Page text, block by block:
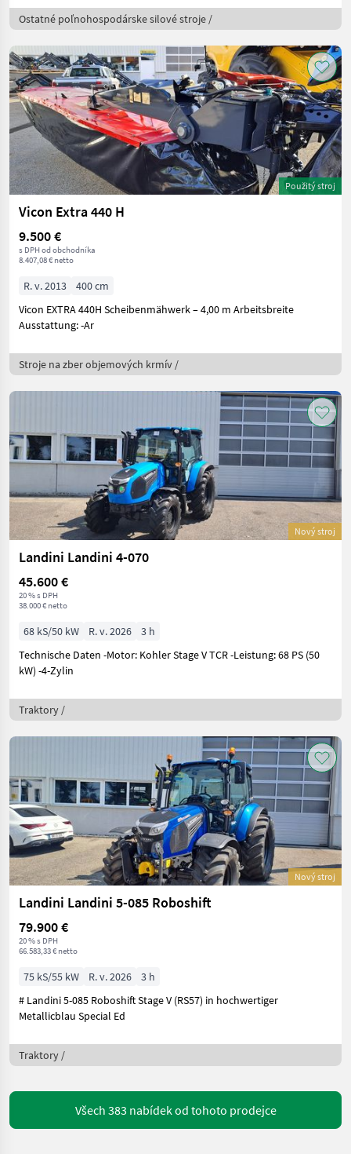
Ostatné poľnohospodárske silové stroje /
Použitý stroj
Vicon Extra 440 H
9.500 €
s DPH od obchodníka
8.407,08 € netto
R. v. 2013
400 cm
Vicon EXTRA 440H Scheibenmähwerk – 4,00 m Arbeitsbreite
Ausstattung: -Ar
Stroje na zber objemových krmív /
Nový stroj
Landini Landini 4-070
45.600 €
20 % s DPH
38.000 € netto
68 kS/50 kW R. v. 2026
3 h
Technische Daten -Motor: Kohler Stage V TCR -Leistung: 68 PS (50
kW) -4-Zylin
Traktory /
Nový stroj
Landini Landini 5-085 Roboshift
79.900 €
20 % s DPH
66.583,33 € netto
75 kS/55 kW R. v. 2026
3 h
# Landini 5-085 Roboshift Stage V (RS57) in hochwertiger
Metallicblau Special Ed
Traktory /
Všech 383 nabídek od tohoto prodejce